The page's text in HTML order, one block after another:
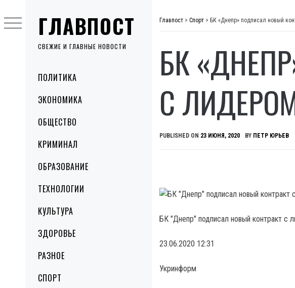
ГЛАВПОСТ
СВЕЖИЕ И ГЛАВНЫЕ НОВОСТИ
MenuПОЛИТИКА
ЭКОНОМИКА
ОБЩЕСТВО
КРИМИНАЛ
ОБРАЗОВАНИЕ
ТЕХНОЛОГИИ
КУЛЬТУРА
ЗДОРОВЬЕ
РАЗНОЕ
СПОРТ
to
content
Главпост > Спорт > БК «Днепр» подписал новый
БК
С
PUBLISHED ON 23 ИЮНЯ, 2020 BY ПЕТР ЮРЬЕВ
БК "Днепр" подписал новый контракт с
23.06.2020 12:31
Укринформ